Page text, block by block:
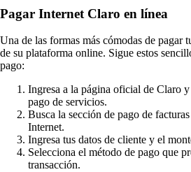
Pagar Internet Claro en línea
Una de las formas más cómodas de pagar
de su plataforma online. Sigue estos
pago:
Ingresa a la página oficial de Claro
pago de servicios.
Busca la sección de pago de
Internet.
Ingresa tus datos de cliente y el
Selecciona el método de pago que
transacción.